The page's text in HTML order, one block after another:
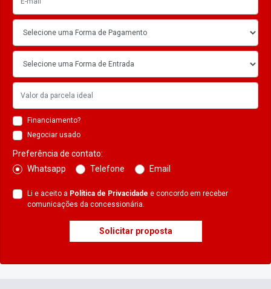
Financiamento?
Negociar usado
Preferência de contato:
Whatsapp
Telefone Email
Li e aceito a Política de Privacidade e concordo em receber
comunicações da concessionária.
Solicitar proposta